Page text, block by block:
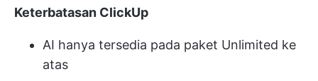
Keterbatasan ClickUp
AI hanya tersedia pada paket Unlimited ke
atas